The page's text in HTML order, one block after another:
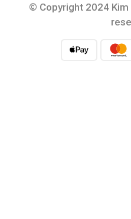
© Copyright 2024 Kim